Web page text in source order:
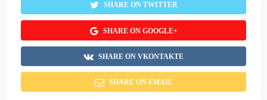
SHARE ON TWITTER
SHARE ON GOOGLE+
SHARE ON VKONTAKTE
SHARE ON EMAIL